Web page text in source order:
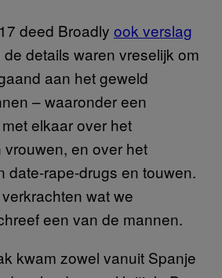
deed Broadly ook verslag
de details waren vreselijk om
aan het geweld
– waaronder een
elkaar over het
en over het
date-rape-drugs en touwen.
wat we
een van de mannen.
kwam zowel vanuit Spanje